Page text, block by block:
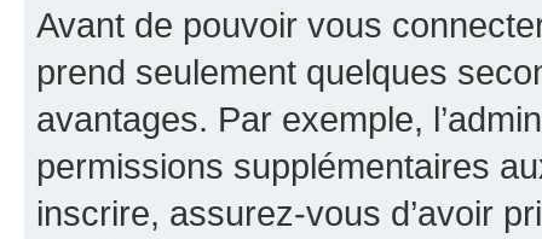
Avant de pouvoir vous
prend seulement quelques
avantages. Par exemple,
permissions supplémentaires
inscrire, assurez-vous d’avoir